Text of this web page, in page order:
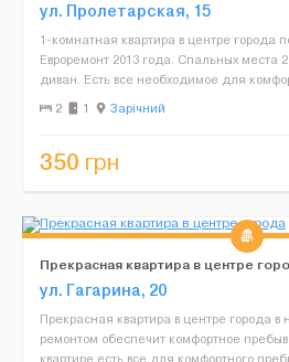
ул. Пролетарская, 15
1-комнатная квартира в центре города
Евроремонт 2013 года. Спальных места
диван. Есть все необходимое для
красивая современная, новая мебель и ...
2 1 Зарічний
350 грн
Прекрасная квартира в центре
ул. Гагарина, 20
Прекрасная квартира в центре города
ремонтом обеспечит комфортное
квартире есть все для комфортного